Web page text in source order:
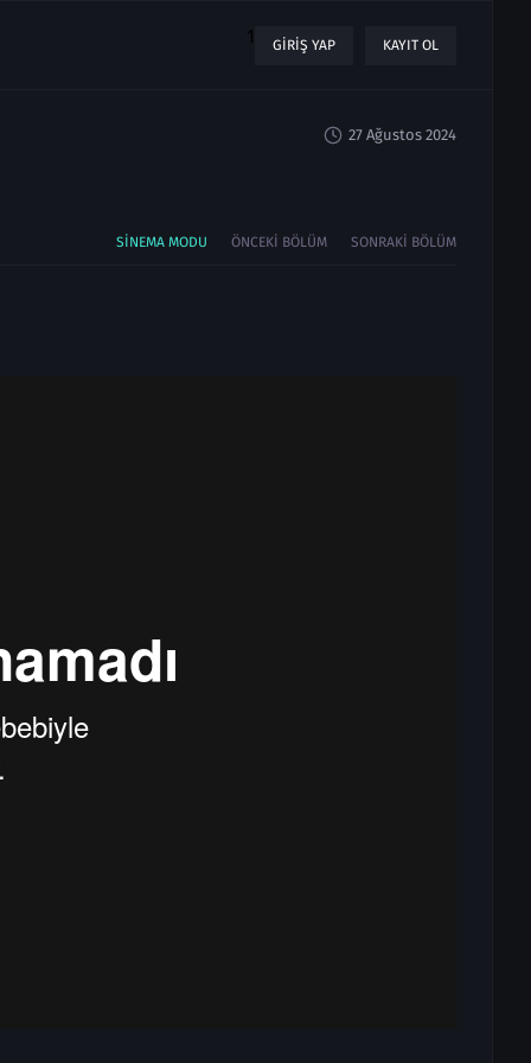
1 GIRIŞ YAP KAYIT OL
27 Ağustos 2024
SINEMA MODU ÖNCEKI BÖLÜM SONRAKI BÖLÜM